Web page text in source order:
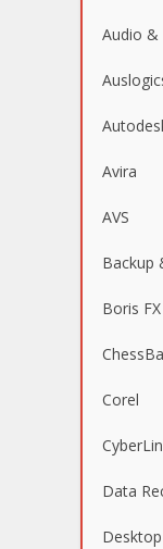
Audio &
Avira
AVS
Backup
Boris
Corel
Data